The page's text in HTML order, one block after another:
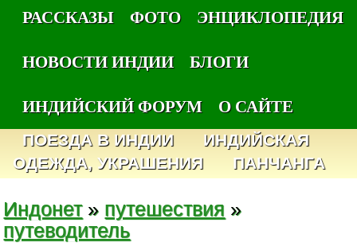
РАССКАЗЫ
ФОТО
ЭНЦИКЛОПЕДИЯ
НОВОСТИ ИНДИИ
БЛОГИ
ИНДИЙСКИЙ ФОРУМ
О САЙТЕ
ПОЕЗДА В ИНДИИ
ИНДИЙСКАЯ
ОДЕЖДА, УКРАШЕНИЯ
ПАНЧАНГА
Индонет» путешествия »
путеводитель